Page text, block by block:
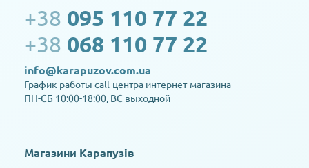
+38 095 110 77 22
+38 068 110 77 22
info@karapuzov.com.ua
График работы call-центра интернет-магазина
ПН-СБ 10:00-18:00, ВС выходной
Магазини Карапузів